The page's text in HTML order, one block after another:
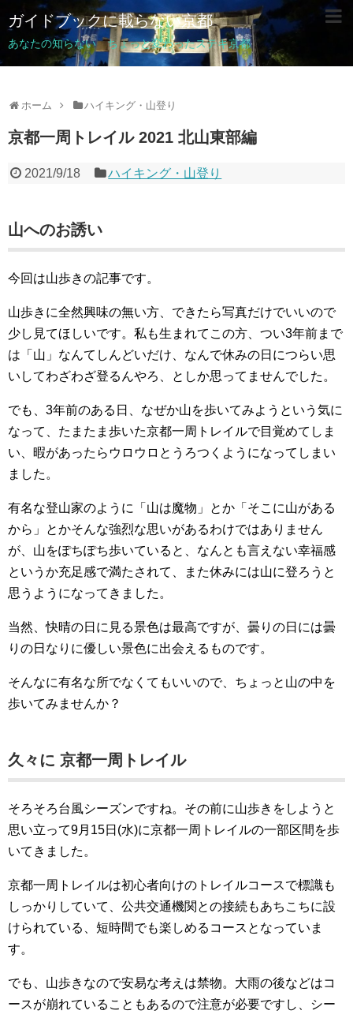
ガイドブックに載らない京都
あなたの知らない ちょっと変わったステキ京都
ホーム ハイキング・山登り
京都一周トレイル 2021 北山東部編
2021/9/18 ハイキング・山登り
山へのお誘い
今回は山歩きの記事です。
山歩きに全然興味の無い方、できたら写真だけでいいので
少し見てほしいです。私も生まれてこの方、つい3年前まで
は「山」なんてしんどいだけ、なんで休みの日につらい思
いしてわざわざ登るんやろ、としか思ってませんでした。
でも、3年前のある日、なぜか山を歩いてみようという気に
なって、たまたま歩いた京都一周トレイルで目覚めてしま
い、暇があったらウロウロとうろつくようになってしまい
ました。
有名な登山家のように「山は魔物」とか「そこに山がある
から」とかそんな強烈な思いがあるわけではありません
が、山をぽちぽち歩いていると、なんとも言えない幸福感
というか充足感で満たされて、また休みには山に登ろうと
思うようになってきました。
当然、快晴の日に見る景色は最高ですが、曇りの日には曇
りの日なりに優しい景色に出会えるものです。
そんなに有名な所でなくてもいいので、ちょっと山の中を
歩いてみませんか？
久々に 京都一周トレイル
そろそろ台風シーズンですね。その前に山歩きをしようと
思い立って9月15日(水)に京都一周トレイルの一部区間を歩
いてきました。
京都一周トレイルは初心者向けのトレイルコースで標識も
しっかりしていて、公共交通機関との接続もあちこちに設
けられている、短時間でも楽しめるコースとなっていま
す。
でも、山歩きなので安易な考えは禁物。大雨の後などはコ
ースが崩れていることもあるので注意が必要ですし、シー